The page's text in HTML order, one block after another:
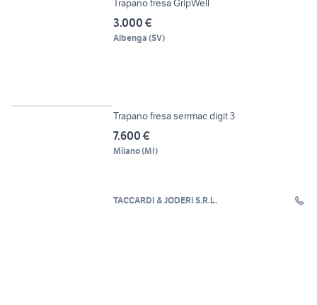
Trapano fresa GripWell
3.000 €
Albenga (SV)
Trapano fresa serrmac digit 3
7.600 €
Milano(MI)
TACCARDI & JODERI S.R.L.